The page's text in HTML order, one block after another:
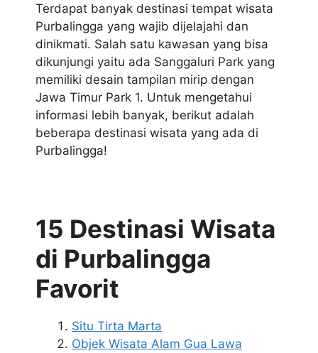
Terdapat banyak destinasi tempat wisata
Purbalingga yang wajib dijelajahi dan
dinikmati. Salah satu kawasan yang bisa
dikunjungi yaitu ada Sanggaluri Park yang
memiliki desain tampilan mirip dengan
Jawa Timur Park 1. Untuk mengetahui
informasi lebih banyak, berikut adalah
beberapa destinasi wisata yang ada di
Purbalingga!
15 Destinasi Wisata
di Purbalingga
Favorit
Situ Tirta Marta
Objek Wisata Alam Gua Lawa